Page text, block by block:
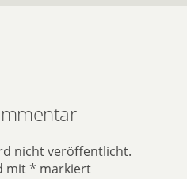
nicht veröffentlicht.
mit* markiert